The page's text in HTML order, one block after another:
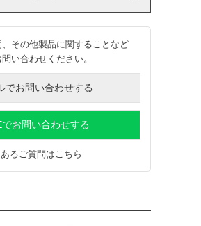
その他製品に関することなど
い合わせください。
でお問い合わせする
でお問い合わせする
るご質問はこちら